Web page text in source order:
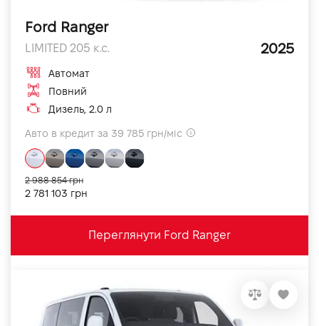
Ford Ranger
LIMITED 205 к.с. 2025
Автомат
Повний
Дизель, 2.0 л
Авто в кредит за 39 785 грн/міс
2 781 103 грн
2 988 854 грн
Переглянути Ford Ranger